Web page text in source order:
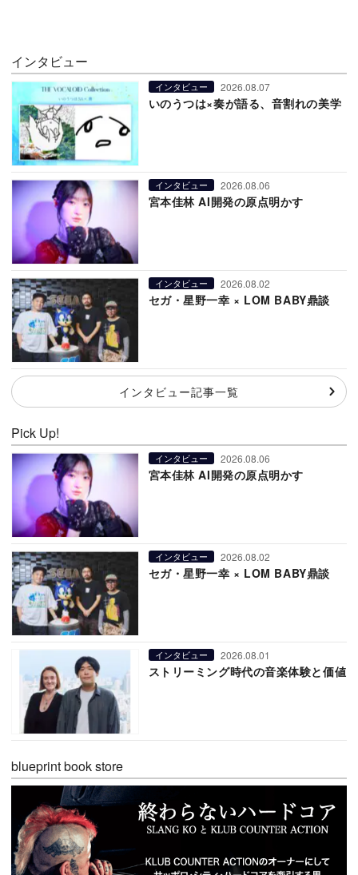
インタビュー
インタビュー 2026.08.07
いのうつは×奏が語る、音割れの美学
インタビュー 2026.08.06
宮本佳林 AI開発の原点明かす
インタビュー 2026.08.02
セガ・星野一幸 × LOM BABY鼎談
インタビュー記事一覧
Pick Up!
インタビュー 2026.08.06
宮本佳林 AI開発の原点明かす
インタビュー 2026.08.02
セガ・星野一幸 × LOM BABY鼎談
インタビュー 2026.08.01
ストリーミング時代の音楽体験と価値
blueprint book store